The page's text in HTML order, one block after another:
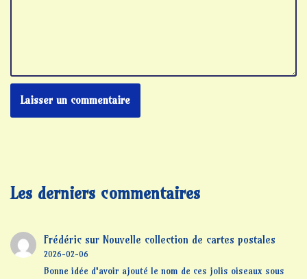
Les derniers commentaires
Frédéricsur Nouvelle collection de cartes postales
2026-02-06
Bonne idée d'avoir ajouté le nom de ces jolis oiseaux sous